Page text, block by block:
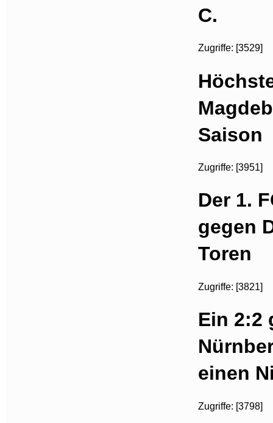
C.
Zugriffe: [3529]
Saison
Zugriffe: [3951]
Der 1.
gegen
Toren
Zugriffe: [3821]
Ein 2:2
einen
Zugriffe: [3798]